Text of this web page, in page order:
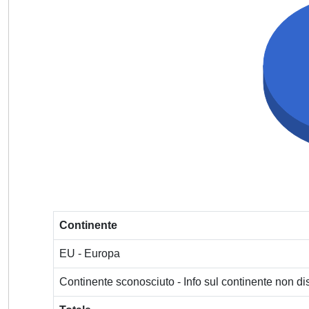
Continente
EU - Europa
Continente sconosciuto - Info sul continente non